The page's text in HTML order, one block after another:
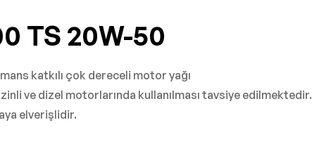
TS 20W-50
katkılı çok dereceli motor yağı
ve dizel motorlarında kullanılması tavsiye edilmektedir.
elverişlidir.